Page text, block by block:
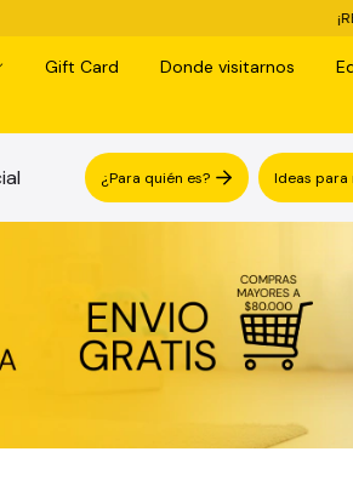
¡RETIRO
Gift Card Donde visitarnos
¿Para quién es? Ideas para